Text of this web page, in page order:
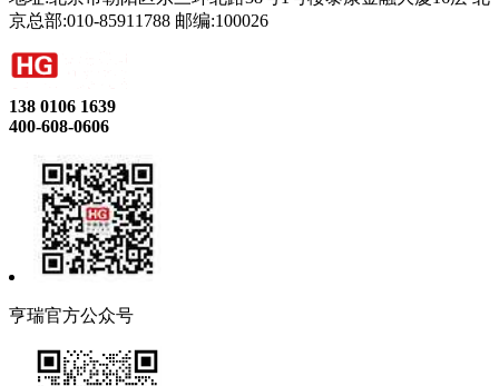
京总部:010-85911788 邮编:100026
138 0106 1639
400-608-0606
亨瑞官方公众号